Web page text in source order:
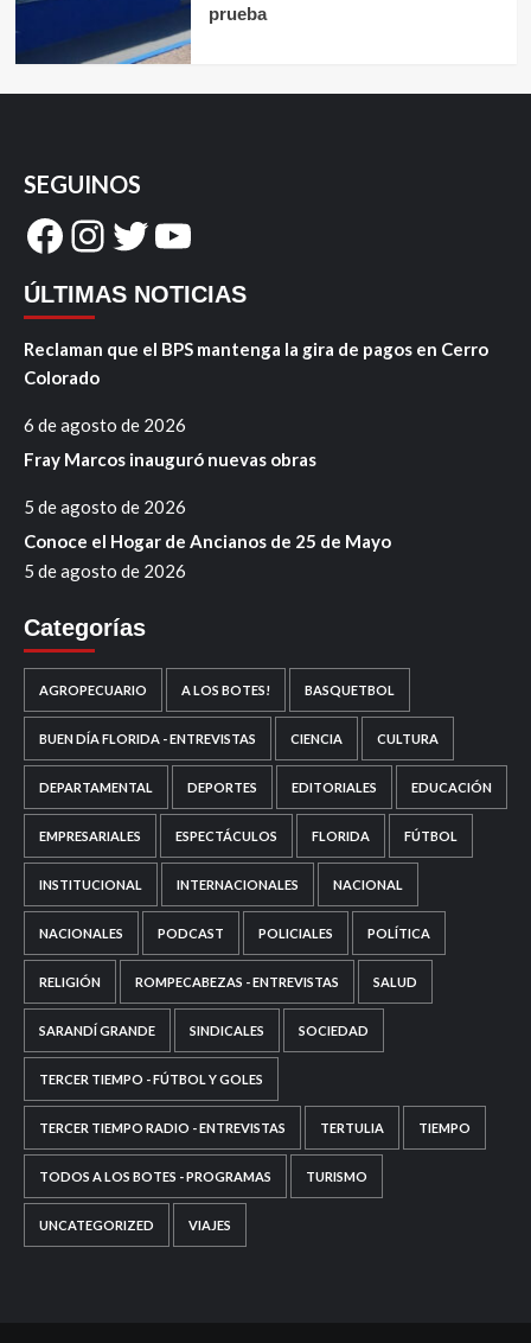
prueba
SEGUINOS
Facebook
Instagram
Twitter
YouTube
ÚLTIMAS NOTICIAS
Reclaman que el BPS mantenga la gira de pagos en Cerro
Colorado
6 de agosto de 2026
Fray Marcos inauguró nuevas obras
5 de agosto de 2026
Conoce el Hogar de Ancianos de 25 de Mayo
5 de agosto de 2026
Categorías
AGROPECUARIO A LOS BOTES! BASQUETBOL
BUEN DÍA FLORIDA - ENTREVISTAS CIENCIA CULTURA
DEPARTAMENTAL DEPORTES EDITORIALES EDUCACIÓN
EMPRESARIALES ESPECTÁCULOS FLORIDA FÚTBOL
INSTITUCIONAL INTERNACIONALES NACIONAL
NACIONALES PODCAST POLICIALES POLÍTICA
RELIGIÓN ROMPECABEZAS - ENTREVISTAS SALUD
SARANDÍ GRANDE SINDICALES SOCIEDAD
TERCER TIEMPO - FÚTBOL Y GOLES
TERCER TIEMPO RADIO - ENTREVISTAS TERTULIA TIEMPO
TODOS A LOS BOTES - PROGRAMAS TURISMO
UNCATEGORIZED VIAJES